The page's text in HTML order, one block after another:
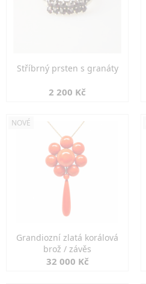
Stříbrný prsten s granáty
2 200 Kč
NOVÉ
Grandiozní zlatá korálová
brož / závěs
32 000 Kč